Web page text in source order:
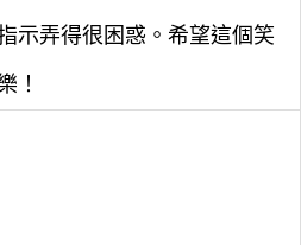
示弄得很困惑。希望這個笑
！